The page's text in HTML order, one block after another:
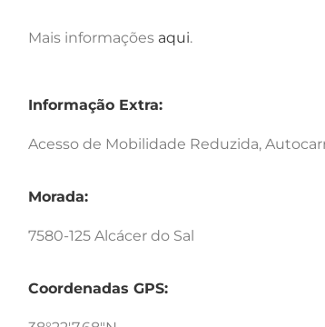
Mais informações aqui.
Informação Extra:
Acesso de Mobilidade Reduzida,
Morada:
7580-125 Alcácer do Sal
Coordenadas GPS: